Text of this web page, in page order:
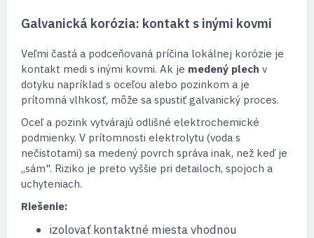
Galvanická korózia: kontakt s inými kovmi
Veľmi častá a podceňovaná príčina lokálnej korózie je
kontakt medi s inými kovmi. Ak je medený plech v
dotyku napríklad s oceľou alebo pozinkom a je
prítomná vlhkosť, môže sa spustiť galvanický proces.
Oceľ a pozink vytvárajú odlišné elektrochemické
podmienky. V prítomnosti elektrolytu (voda s
nečistotami) sa medený povrch správa inak, než keď je
„sám". Riziko je preto vyššie pri detailoch, spojoch a
uchyteniach.
Riešenie:
izolovať kontaktné miesta vhodnou